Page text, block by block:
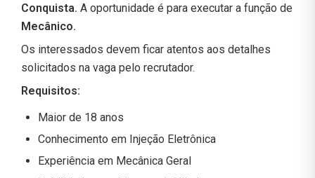
Conquista. A oportunidade é para executar a função de
Mecânico.
Os interessados devem ficar atentos aos detalhes
solicitados na vaga pelo recrutador.
Requisitos:
Maior de 18 anos
Conhecimento em Injeção Eletrônica
Experiência em Mecânica Geral